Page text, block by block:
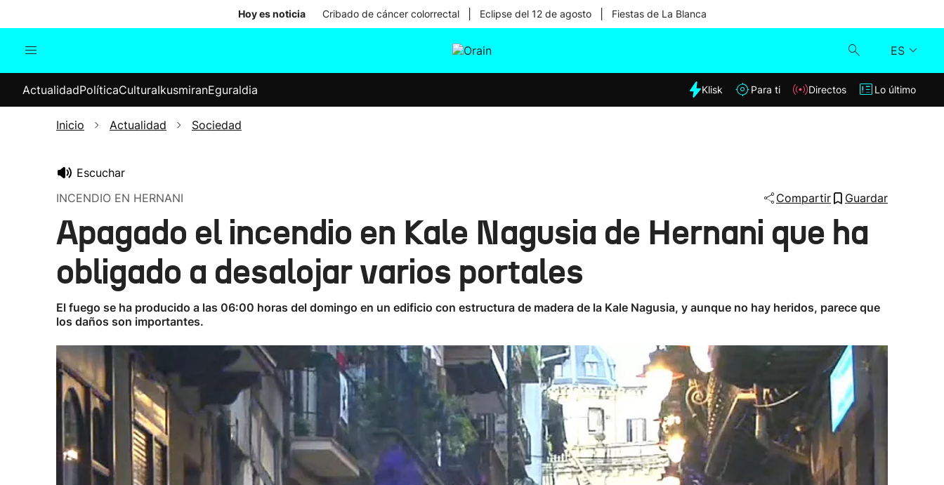
Hoy es noticia Cribado de cáncer colorrectal Eclipse del 12 de agosto Fiestas de La Blanca
ES
Internacional
Elecciones
Klisk
Lo último
ActualidadPolíticaCulturaIkusmiranEguraldia Klisk Para ti Directos Lo último
Inicio Actualidad Sociedad
Escuchar
INCENDIO EN HERNANI
Compartir Guardar
Apagado el incendio en Kale Nagusia de Hernani que ha
obligado a desalojar varios portales
El fuego se ha producido a las 06:00 horas del domingo en un edificio con estructura de madera de la Kale Nagusia, y aunque no hay heridos, parece que
los daños son importantes.